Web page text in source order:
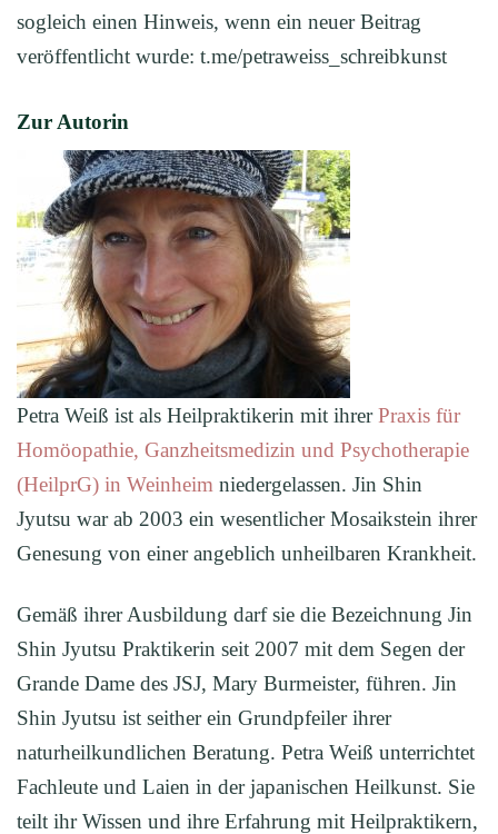
sogleich einen Hinweis, wenn ein neuer Beitrag
veröffentlicht wurde: t.me/petraweiss_schreibkunst
Zur Autorin
Petra Weiß ist als Heilpraktikerin mit ihrerPraxis für
Homöopathie, Ganzheitsmedizin und Psychotherapie
(HeilprG) in Weinheim niedergelassen. Jin Shin
Jyutsu war ab 2003 ein wesentlicher Mosaikstein ihrer
Genesung von einer angeblich unheilbaren Krankheit.
Gemäß ihrer Ausbildung darf sie die Bezeichnung Jin
Shin Jyutsu Praktikerin seit 2007 mit dem Segen der
Grande Dame des JSJ, Mary Burmeister, führen. Jin
Shin Jyutsu ist seither ein Grundpfeiler ihrer
naturheilkundlichen Beratung. Petra Weiß unterrichtet
Fachleute und Laien in der japanischen Heilkunst. Sie
teilt ihr Wissen und ihre Erfahrung mit Heilpraktikern,